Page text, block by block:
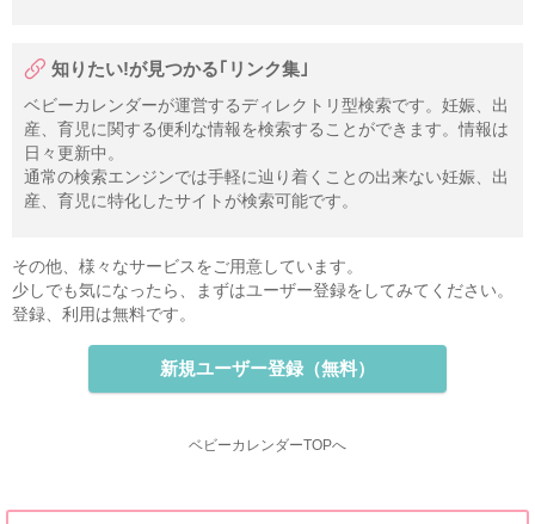
知りたい!が見つかる｢リンク集｣
ベビーカレンダーが運営するディレクトリ型検索です。妊娠、出
産、育児に関する便利な情報を検索することができます。情報は
日々更新中。
通常の検索エンジンでは手軽に辿り着くことの出来ない妊娠、出
産、育児に特化したサイトが検索可能です。
その他、様々なサービスをご用意しています。
少しでも気になったら、まずはユーザー登録をしてみてください。
登録、利用は無料です。
新規ユーザー登録（無料）
ベビーカレンダーTOPへ